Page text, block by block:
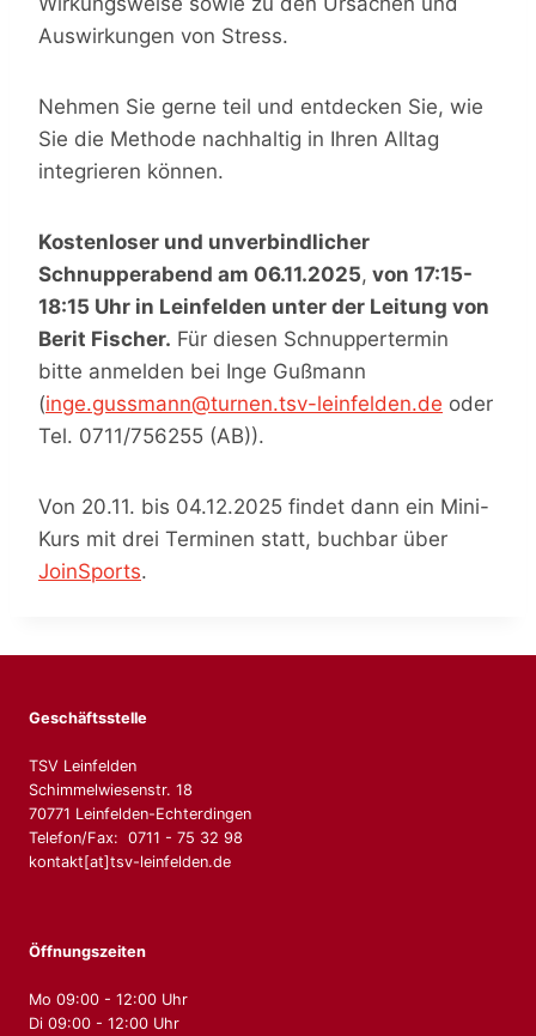
Auswirkungen von Stress.
Nehmen Sie gerne teil und entdecken Sie, wie
Sie die Methode nachhaltig in Ihren Alltag
integrieren können.
Kostenloser und unverbindlicher
Schnupperabend am 06.11.2025, von 17:15-
18:15 Uhr in Leinfelden unter der Leitung von
Berit Fischer. Für diesen Schnuppertermin
bitte anmelden bei Inge Gußmann
(inge.gussmann@turnen.tsv-leinfelden.de oder
Tel. 0711/756255 (AB)).
Von 20.11. bis 04.12.2025 findet dann ein Mini-
Kurs mit drei Terminen statt, buchbar über
JoinSports.
Geschäftsstelle
TSV Leinfelden
Schimmelwiesenstr. 18
70771 Leinfelden-Echterdingen
Telefon/Fax: 0711 - 75 32 98
kontakt[at]tsv-leinfelden.de
Öffnungszeiten
Mo 09:00 - 12:00 Uhr
Di 09:00 - 12:00 Uhr